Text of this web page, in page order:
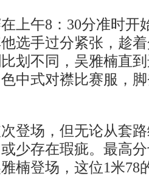
午8：30分准时开
选手过分紧张，趁
划不同，吴雅楠直
中式对襟比赛服，
场，但无论从套路
少存在瑕疵。最高
楠登场，这位1米78